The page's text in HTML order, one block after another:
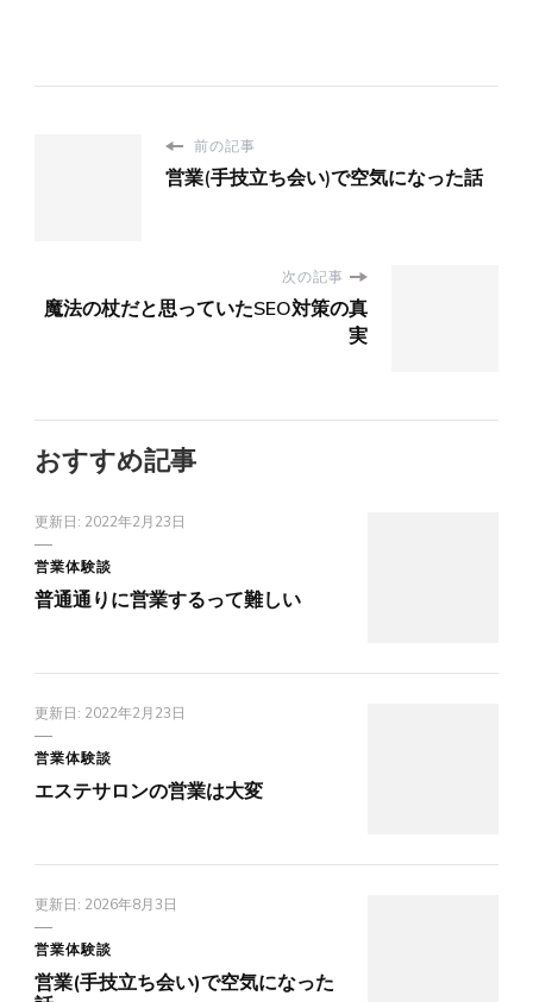
前の記事
営業(手技立ち会い)で空気になった話
次の記事
魔法の杖だと思っていたSEO対策の真
実
おすすめ記事
更新日: 2022年2月23日
営業体験談
普通通りに営業するって難しい
更新日: 2022年2月23日
営業体験談
エステサロンの営業は大変
更新日: 2026年8月3日
営業体験談
営業(手技立ち会い)で空気になった